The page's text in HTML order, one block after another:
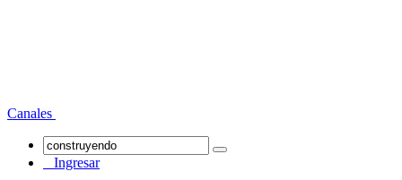
Canales
Ingresar